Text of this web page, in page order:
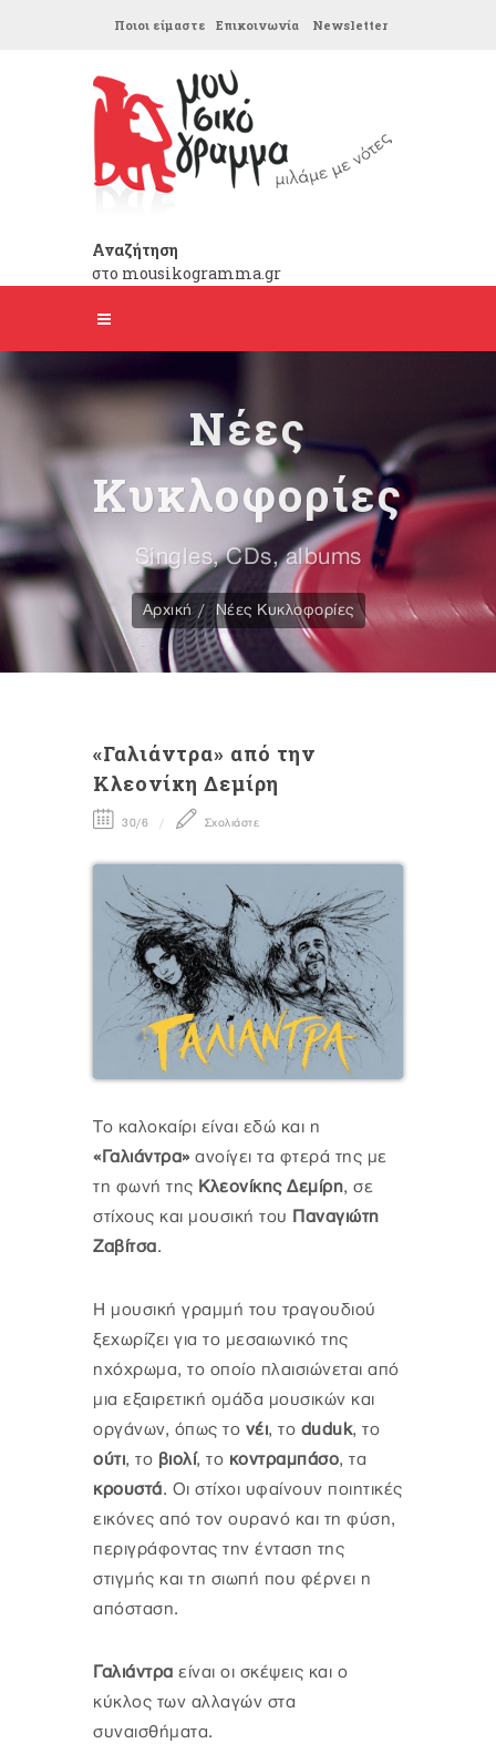
Ποιοι είμαστε Επικοινωνία Newsletter
Αναζήτηση
στο mousikogramma.gr
Νέες
Κυκλοφορίες
Singles, CDs, albums
Αρχική Νέες Κυκλοφορίες
«Γαλιάντρα» από την
Κλεονίκη Δεμίρη
30/6 Σχολιάστε
Το καλοκαίρι είναι εδώ και η
«Γαλιάντρα» ανοίγει τα φτερά της με
τη φωνή της Κλεονίκης Δεμίρη, σε
στίχους και μουσική του Παναγιώτη
Ζαβίτσα.
Η μουσική γραμμή του τραγουδιού
ξεχωρίζει για το μεσαιωνικό της
ηχόχρωμα, το οποίο πλαισιώνεται από
μια εξαιρετική ομάδα μουσικών και
οργάνων, όπως το νέι, το duduk, το
ούτι, το βιολί, το κοντραμπάσο, τα
κρουστά. Οι στίχοι υφαίνουν ποιητικές
εικόνες από τον ουρανό και τη φύση,
περιγράφοντας την ένταση της
στιγμής και τη σιωπή που φέρνει η
απόσταση.
Γαλιάντρα είναι οι σκέψεις και ο
κύκλος των αλλαγών στα
συναισθήματα.